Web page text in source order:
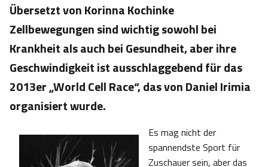
Übersetzt von Korinna Kochinke
Zellbewegungen sind wichtig sowohl bei
Krankheit als auch bei Gesundheit, aber ihre
Geschwindigkeit ist ausschlaggebend für das
2013er „World Cell Race“, das von Daniel Irimia
organisiert wurde.
Es mag nicht der
spannendste Sport für
Zuschauer sein, aber das